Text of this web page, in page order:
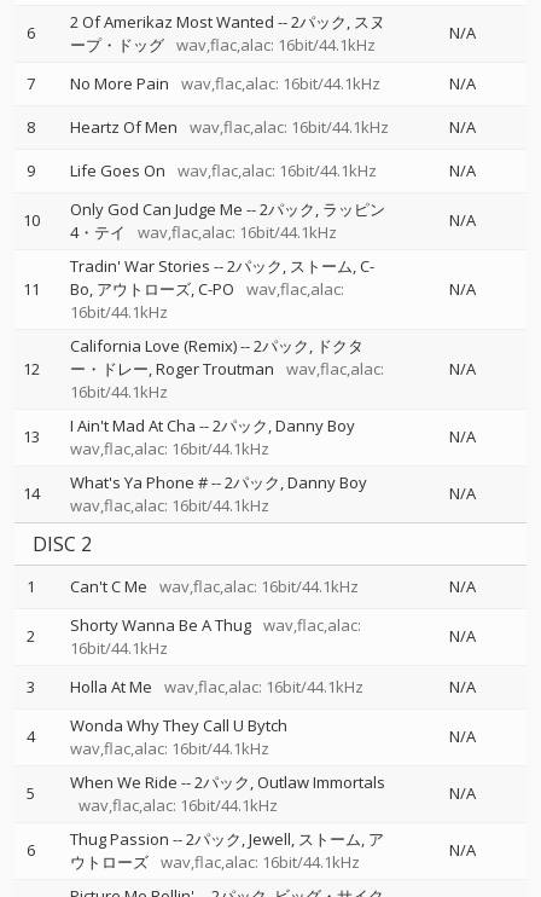
6 2 Of Amerikaz Most Wanted --2パック スヌ
ープ・ドッグ wav,flac,alac: 16bit/44.1kHz
N/A
7 No More Pain wav,flac,alac: 16bit/44.1kHz
N/A
8
Heartz Of Men wav,flac,alac: 16bit/44.1kHz
N/A
9
Life Goes On wav,flac,alac: 16bit/44.1kHz N/A
10 Only God Can Judge Me --2パック ラッピン
4・テイ
wav,flac,alac: 16bit/44.1kHz
N/A
11
Tradin' War Stories --2パック ストーム C-
Bo アウトローズ C-PO
wav,flac,alac:
16bit/44.1kHz
N/A
12
California Love (Remix)--2パック
ドクタ
ー・ドレー Roger Troutman
wav,flac,alac:
16bit/44.1kHz
N/A
13 I Ain't Mad At Cha --2パック Danny Boy
wav,flac,alac: 16bit/44.1kHz
N/A
14 What's Ya Phone #--2パック Danny Boy
wav,flac,alac: 16bit/44.1kHz
N/A
DISC 2
1 Can't C Me wav,flac,alac: 16bit/44.1kHz N/A
2 Shorty Wanna Be A Thug wav,flac,alac:
16bit/44.1kHz
N/A
3 Holla At Me wav,flac,alac: 16bit/44.1kHz N/A
4
Wonda Why They Call U Bytch
wav,flac,alac: 16bit/44.1kHz
N/A
5 When We Ride --2パック Outlaw Immortals
wav,flac,alac: 16bit/44.1kHz
N/A
6 Thug Passion --2パック Jewell ストーム ア
ウトローズ wav,flac,alac: 16bit/44.1kHz
N/A